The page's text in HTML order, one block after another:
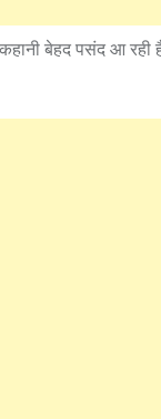
कहानी बेहद पसंद आ रही